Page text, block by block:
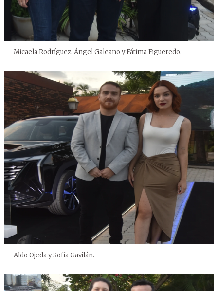
Micaela Rodríguez, Ángel Galeano y Fátima Figueredo.
Aldo Ojeda y Sofía Gavilán.